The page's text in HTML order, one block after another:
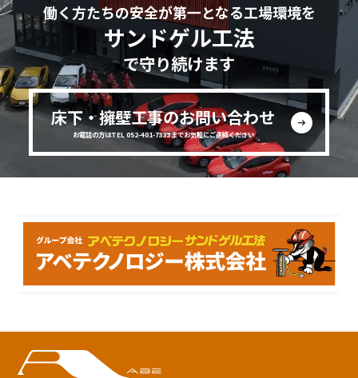
働く方たちの安全が第一となる工場環境を
サンドゲル工法
で守り続けます
床下・擁壁工事のお問い合わせ
お電話の方はTEL 052-401-7333までお気軽にご連絡ください